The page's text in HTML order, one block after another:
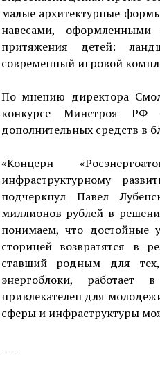
малые архитектурные
навесами,
притяжения детей:
современный игровой
По мнению директора
конкурсе Минстроя РФ
дополнительных средств в
«Концерн
инфраструктурному
подчеркнул Павел
миллионов рублей в
понимаем, что достойные
сторицей возвратятся в
ставший родным для тех,
энергоблоки, работает
привлекателен для
сферы и инфраструктуры